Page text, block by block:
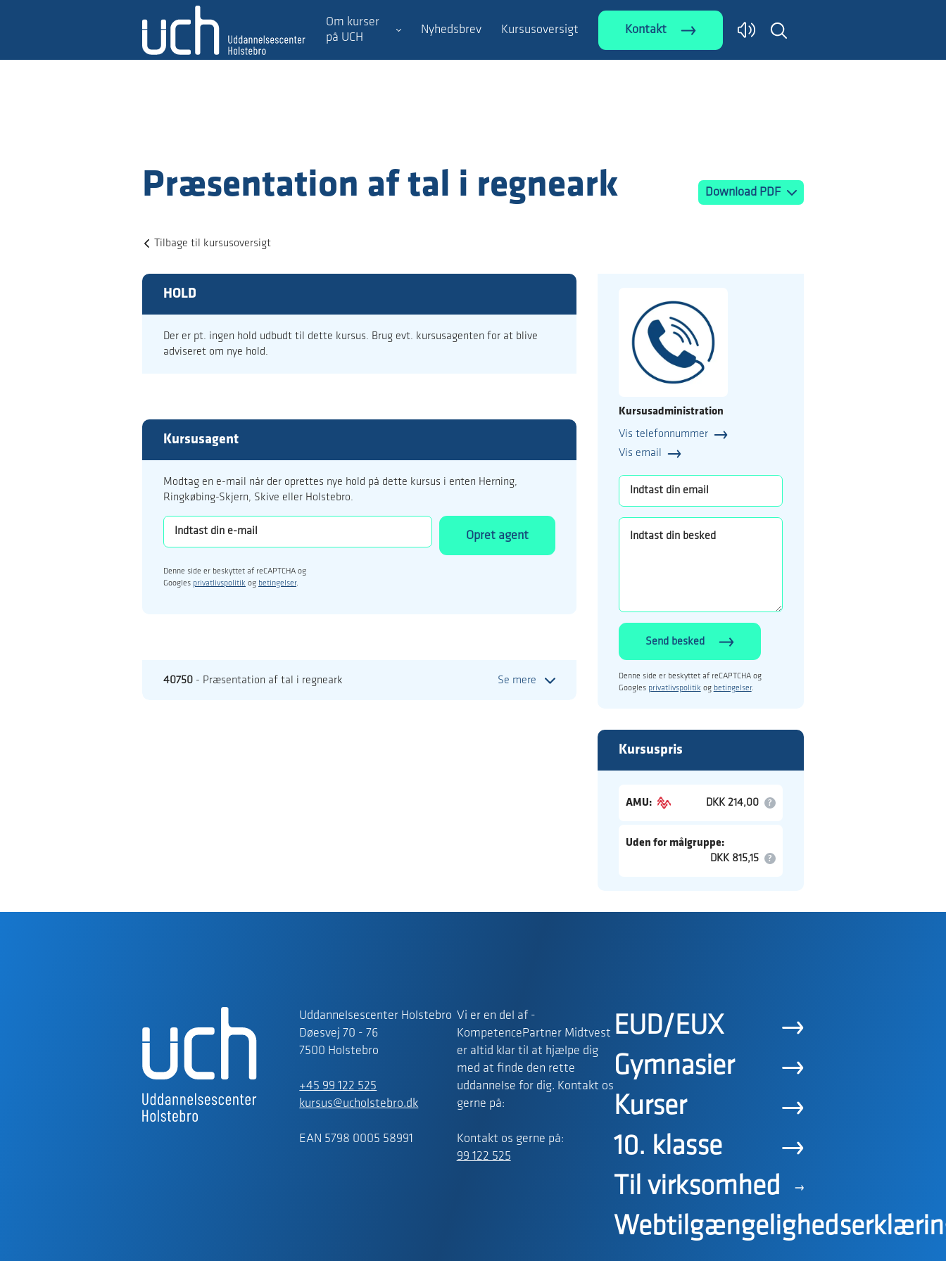
Om kurser
på UCH
Nyhedsbrev Kursusoversigt Kontakt
Præsentation af tal i regneark Download PDF
Tilbage til kursusoversigt
HOLD
Der er pt. ingen hold udbudt til dette kursus. Brug evt. kursusagenten for at blive
adviseret om nye hold.
Kursusagent
Modtag en e-mail når der oprettes nye hold på dette kursus i enten Herning,
Ringkøbing-Skjern, Skive eller Holstebro.
Opret agent
Denne side er beskyttet af reCAPTCHA og
Googles privatlivspolitik og betingelser.
40750 - Præsentation af tal i regneark Se mere
Kursusadministration
Vis telefonnummer
Vis email
Send besked
Denne side er beskyttet af reCAPTCHA og
Googles privatlivspolitik og betingelser.
Kursuspris
AMU: DKK 214,00
Uden for målgruppe:
DKK 815,15
Uddannelsescenter Holstebro
Døesvej 70 - 76
7500 Holstebro
+45 99 122 525
kursus@ucholstebro.dk
EAN 5798 0005 58991
Vi er en del af -
KompetencePartner Midtvest
er altid klar til at hjælpe dig
med at finde den rette
uddannelse for dig. Kontakt os
gerne på:
Kontakt os gerne på:
99 122 525
EUD/EUX
Gymnasier
Kurser
10. klasse
Til virksomhed